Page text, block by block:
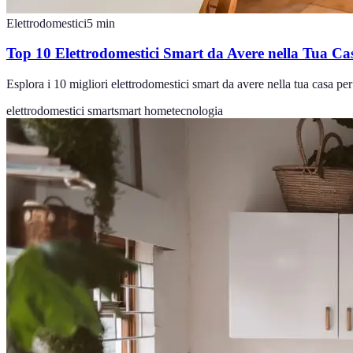
Elettrodomestici5 min
Top 10 Elettrodomestici Smart da Avere nella Tua
Esplora i 10 migliori elettrodomestici smart da avere nella tua casa
elettrodomestici smartsmart hometecnologia